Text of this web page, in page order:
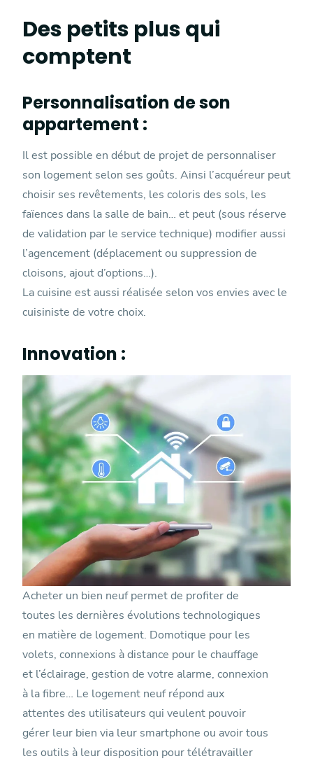
Des petits plus qui
comptent
Personnalisation de son
appartement :
Il est possible en début de projet de personnaliser
son logement selon ses goûts. Ainsi l’acquéreur peut
choisir ses revêtements, les coloris des sols, les
faïences dans la salle de bain… et peut (sous réserve
de validation par le service technique) modifier aussi
l’agencement (déplacement ou suppression de
cloisons, ajout d’options…).
La cuisine est aussi réalisée selon vos envies avec le
cuisiniste de votre choix.
Innovation :
Acheter un bien neuf permet de profiter de
toutes les dernières évolutions technologiques
en matière de logement. Domotique pour les
volets, connexions à distance pour le chauffage
et l’éclairage, gestion de votre alarme, connexion
à la fibre… Le logement neuf répond aux
attentes des utilisateurs qui veulent pouvoir
gérer leur bien via leur smartphone ou avoir tous
les outils à leur disposition pour télétravailler